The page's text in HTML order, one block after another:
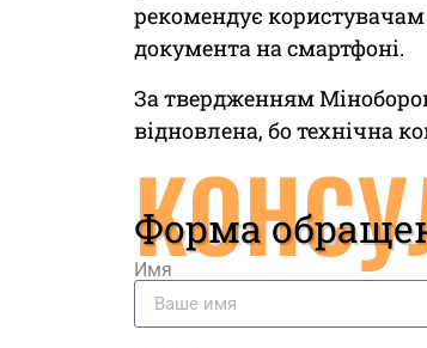
рекомендує користувачам
документа на смартфоні.
За твердженням
відновлена, бо технічна
Форма
Имя